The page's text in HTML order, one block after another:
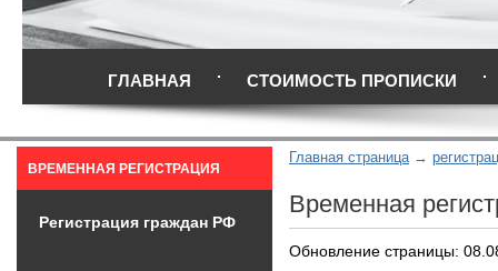
ГЛАВНАЯ СТОИМОСТЬ ПРОПИСКИ
Главная страница
Временная
Обновление страницы:
ВРЕМЕННАЯ РЕГИСТРАЦИЯ
Регистрация граждан РФ